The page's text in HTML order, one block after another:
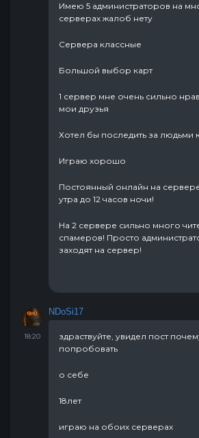
Имею 5 администраторов на
серверах жалоб нету
Сервера классные
Большой выбор карт
1 сервер мне очень сильно
мои друзья
Хотел бы последить за людьми
Играю хорошо
Постоянный онлайн на
утра до 12 часов ночи!
На 2 сервере сильно много
спамеров! Просто
заходят на сервер!
18:20
NDoSi17
здраствуйте, увидел пост
попробовать
о себе
18лет
играю на обоих серверах